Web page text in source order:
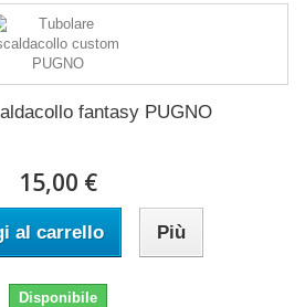
fantasy PUGNO
15,00 €
al carrello Più
Disponibile